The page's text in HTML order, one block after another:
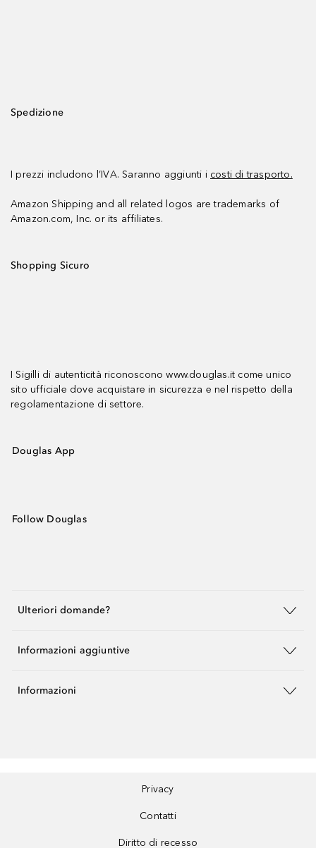
Spedizione
I prezzi includono l’IVA. Saranno aggiunti i costi di trasporto.
Amazon Shipping and all related logos are trademarks of
Amazon.com, Inc. or its affiliates.
Shopping Sicuro
I Sigilli di autenticità riconoscono www.douglas.it come unico
sito ufficiale dove acquistare in sicurezza e nel rispetto della
regolamentazione di settore.
Douglas App
Follow Douglas
Ulteriori domande?
Informazioni aggiuntive
Informazioni
Privacy
Contatti
Diritto di recesso